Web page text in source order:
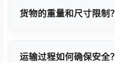
货物的重量和尺寸限制？
货物特性推荐最优方案。
运输过程如何确保安全？